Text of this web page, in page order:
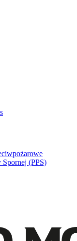
Spornej (PPS)